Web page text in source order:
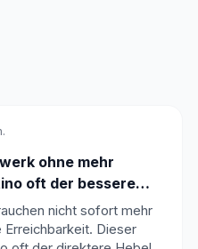
ohne mehr
oft der bessere
nicht sofort mehr
Dieser